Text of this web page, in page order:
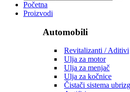
Početna
Proizvodi
Automobili
Revitalizanti / Aditivi
Ulja za motor
Ulja za menjač
Ulja za kočnice
Čistači sistema